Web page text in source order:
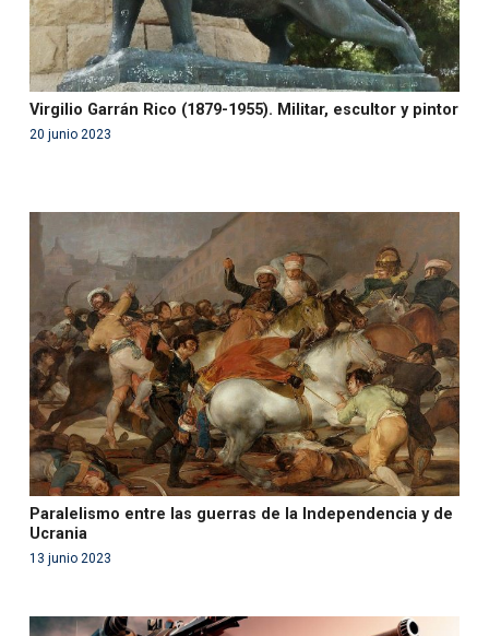
Virgilio Garrán Rico (1879-1955). Militar, escultor y pintor
20 junio 2023
Warning
: Use of undefined constant php - assumed
'php' (this will throw an Error in a future version of PHP)
in /var/www/acami.es/wp-
content/themes/fundcami/page-publicaciones.php
on line99
Paralelismo entre las guerras de la Independencia y de
Ucrania
13 junio 2023